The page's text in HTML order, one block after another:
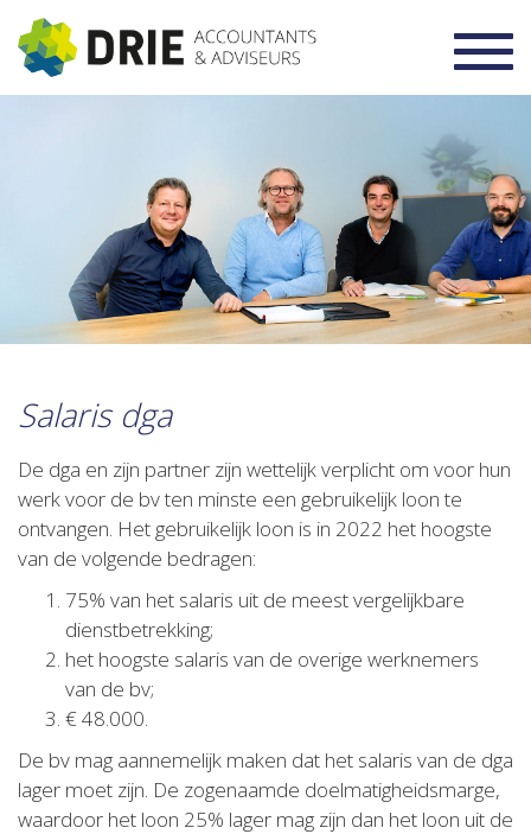
Salaris dga
De dga en zijn partner zijn wettelijk verplicht om voor hun
werk voor de bv ten minste een gebruikelijk loon te
ontvangen. Het gebruikelijk loon is in 2022 het hoogste
van de volgende bedragen:
75% van het salaris uit de meest vergelijkbare
dienstbetrekking;
het hoogste salaris van de overige werknemers
van de bv;
€ 48.000.
De bv mag aannemelijk maken dat het salaris van de dga
lager moet zijn. De zogenaamde doelmatigheidsmarge,
waardoor het loon 25% lager mag zijn dan het loon uit de